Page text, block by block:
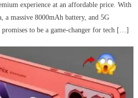
experience at an affordable price. With
a massive 8000mAh battery, and 5G
to be a game-changer for tech […]